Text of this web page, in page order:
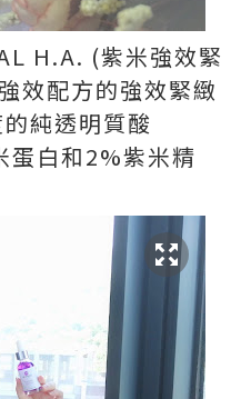
H.A. (紫米強效緊
效配方的強效緊緻
純透明質酸
蛋白和2%紫米精